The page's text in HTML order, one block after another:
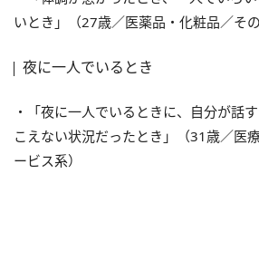
いとき」（27歳／医薬品・化粧品／その
夜に一人でいるとき
・「夜に一人でいるときに、自分が話
こえない状況だったとき」（31歳／医
ービス系）